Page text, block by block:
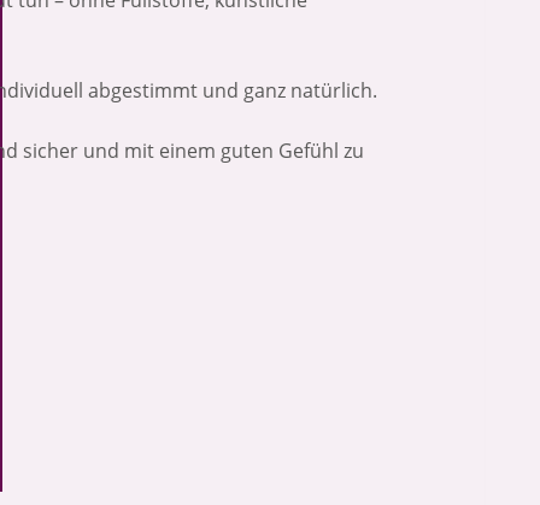
abgestimmt und ganz natürlich.
sicher und mit einem guten Gefühl zu